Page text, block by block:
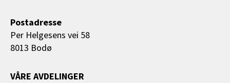
Postadresse
Per Helgesens vei 58
8013 Bodø
VÅRE AVDELINGER